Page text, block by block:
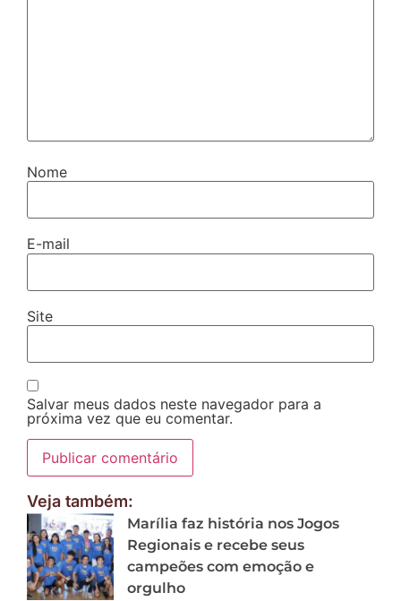
Nome
E-mail
Site
Salvar meus dados neste navegador para a
próxima vez que eu comentar.
Veja também:
Marília faz história nos Jogos
Regionais e recebe seus
campeões com emoção e
orgulho